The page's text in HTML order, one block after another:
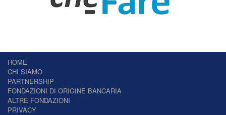
HOME
CHI SIAMO
PARTNERSHIP
FONDAZIONI DI ORIGINE BANCARIA
ALTRE FONDAZIONI
PRIVACY